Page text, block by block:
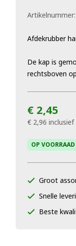
Artikelnummer:
Afdekrubber
De kap is
rechtsboven
€ 2,45
€ 2,96 inclusief
OP VOORRAAD
Groot
Snelle
Beste